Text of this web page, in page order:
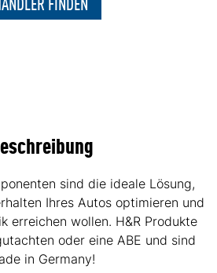
sind die ideale Lösung,
Ihres Autos optimieren und
erreichen wollen. H&R Produkte
oder eine ABE und sind
in Germany!